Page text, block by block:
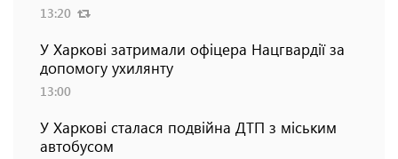
13:20
У Харкові затримали офіцера Нацгвардії за
допомогу ухилянту
13:00
У Харкові сталася подвійна ДТП з міським
автобусом